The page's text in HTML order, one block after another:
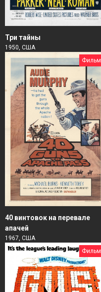
Три тайны
1950, США
Фильм
40 винтовок на перевале
апачей
1967, США
Фильм